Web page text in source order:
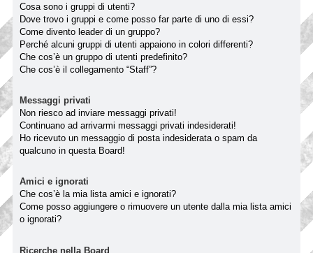
Cosa sono i gruppi di utenti?
Dove trovo i gruppi e come posso far parte di uno di essi?
Come divento leader di un gruppo?
Perché alcuni gruppi di utenti appaiono in colori differenti?
Che cos’è un gruppo di utenti predefinito?
Che cos’è il collegamento “Staff”?
Messaggi privati
Non riesco ad inviare messaggi privati!
Continuano ad arrivarmi messaggi privati indesiderati!
Ho ricevuto un messaggio di posta indesiderata o spam da
qualcuno in questa Board!
Amici e ignorati
Che cos’è la mia lista amici e ignorati?
Come posso aggiungere o rimuovere un utente dalla mia lista amici
o ignorati?
Ricerche nella Board